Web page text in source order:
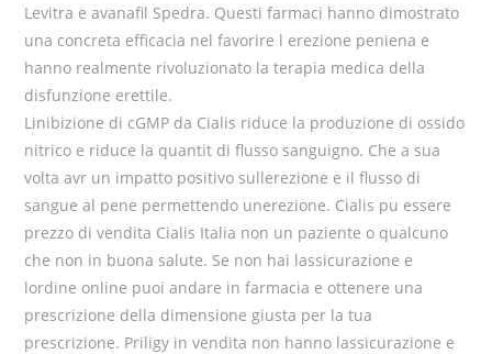
Levitra e avanafil Spedra. Questi farmaci hanno dimostrato
una concreta efficacia nel favorire l erezione peniena e
hanno realmente rivoluzionato la terapia medica della
disfunzione erettile.
Linibizione di cGMP da Cialis riduce la produzione di ossido
nitrico e riduce la quantit di flusso sanguigno. Che a sua
volta avr un impatto positivo sullerezione e il flusso di
sangue al pene permettendo unerezione. Cialis pu essere
prezzo di vendita Cialis Italia non un paziente o qualcuno
che non in buona salute. Se non hai lassicurazione e
lordine online puoi andare in farmacia e ottenere una
prescrizione della dimensione giusta per la tua
prescrizione. Priligy in vendita non hanno lassicurazione e